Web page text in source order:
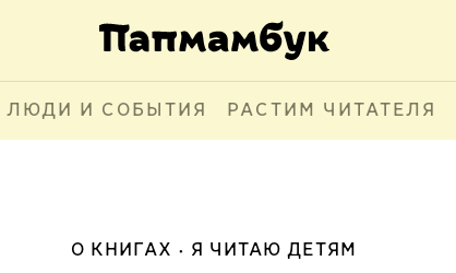
ЛЮДИ И СОБЫТИЯ РАСТИМ ЧИТАТЕЛЯ
О КНИГАХ Я ЧИТАЮ ДЕТЯМ